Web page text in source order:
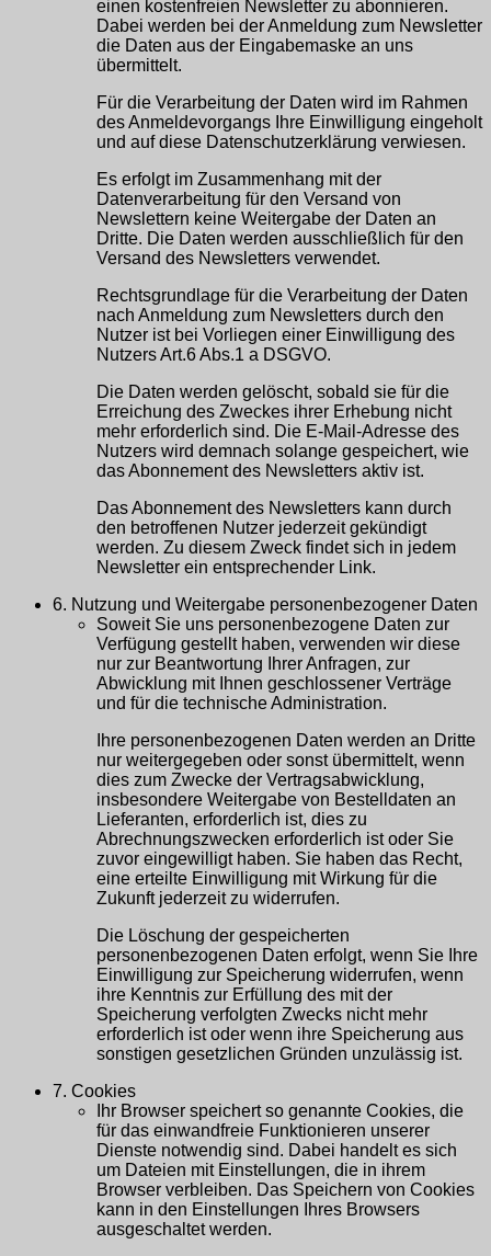
einen kostenfreien Newsletter zu abonnieren.
Dabei werden bei der Anmeldung zum Newsletter
die Daten aus der Eingabemaske an uns
übermittelt.
Für die Verarbeitung der Daten wird im Rahmen
des Anmeldevorgangs Ihre Einwilligung eingeholt
und auf diese Datenschutzerklärung verwiesen.
Es erfolgt im Zusammenhang mit der
Datenverarbeitung für den Versand von
Newslettern keine Weitergabe der Daten an
Dritte. Die Daten werden ausschließlich für den
Versand des Newsletters verwendet.
Rechtsgrundlage für die Verarbeitung der Daten
nach Anmeldung zum Newsletters durch den
Nutzer ist bei Vorliegen einer Einwilligung des
Nutzers Art.6 Abs.1 a DSGVO.
Die Daten werden gelöscht, sobald sie für die
Erreichung des Zweckes ihrer Erhebung nicht
mehr erforderlich sind. Die E-Mail-Adresse des
Nutzers wird demnach solange gespeichert, wie
das Abonnement des Newsletters aktiv ist.
Das Abonnement des Newsletters kann durch
den betroffenen Nutzer jederzeit gekündigt
werden. Zu diesem Zweck findet sich in jedem
Newsletter ein entsprechender Link.
6. Nutzung und Weitergabe personenbezogener Daten
Soweit Sie uns personenbezogene Daten zur
Verfügung gestellt haben, verwenden wir diese
nur zur Beantwortung Ihrer Anfragen, zur
Abwicklung mit Ihnen geschlossener Verträge
und für die technische Administration.
Ihre personenbezogenen Daten werden an Dritte
nur weitergegeben oder sonst übermittelt, wenn
dies zum Zwecke der Vertragsabwicklung,
insbesondere Weitergabe von Bestelldaten an
Lieferanten, erforderlich ist, dies zu
Abrechnungszwecken erforderlich ist oder Sie
zuvor eingewilligt haben. Sie haben das Recht,
eine erteilte Einwilligung mit Wirkung für die
Zukunft jederzeit zu widerrufen.
Die Löschung der gespeicherten
personenbezogenen Daten erfolgt, wenn Sie Ihre
Einwilligung zur Speicherung widerrufen, wenn
ihre Kenntnis zur Erfüllung des mit der
Speicherung verfolgten Zwecks nicht mehr
erforderlich ist oder wenn ihre Speicherung aus
sonstigen gesetzlichen Gründen unzulässig ist.
7. Cookies
Ihr Browser speichert so genannte Cookies, die
für das einwandfreie Funktionieren unserer
Dienste notwendig sind. Dabei handelt es sich
um Dateien mit Einstellungen, die in ihrem
Browser verbleiben. Das Speichern von Cookies
kann in den Einstellungen Ihres Browsers
ausgeschaltet werden.